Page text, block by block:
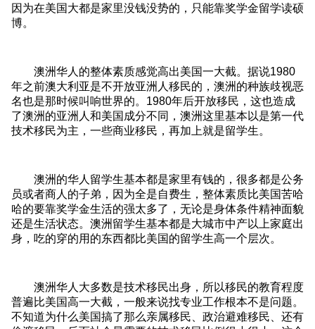
因为在美国大都是家里没钱没势的，只能靠奖学金留学读硕
博。
澳洲华人的整体素质感觉高出美国一大截。据说1980
年之前澳大利亚是不开放亚洲人移民的，澳洲的种族歧视恶
名也是那时候叫响世界的。1980年后开放移民，这也造成
了澳洲的亚洲人和美国成分不同，澳洲这里基本以是第一代
技术移民为主，一些商业移民，再加上就是留学生。
澳洲的华人留学生基本都是家里有钱的，很多都是公务
员或者商人的子弟，因为全是自费生，整体素质比美国苦哈
哈的要靠奖学金生活的强太多了，无论是身体条件精神面貌
还是生活状态。澳洲留学生基本都是大城市中产以上家庭出
身，吃的穿的用的东西都比美国的留学生高一个层次。
澳洲华人大多数是技术移民出身，所以移民的教育程度
普遍比美国高一大截，一般来说找专业工作根本不是问题。
不知道为什么美国搞了那么亲属移民、政治避难移民、还有